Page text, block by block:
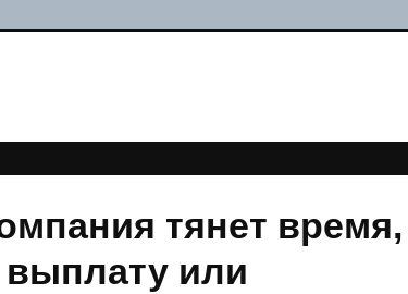
тянет время,
выплату или